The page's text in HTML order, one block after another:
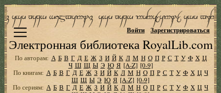
Электронная библиотека RoyalLib.com
Войти Зарегистрироваться
По авторам: А Б В Г Д Е Ж З И Й К Л М Н О П Р С Т У Ф Х Ц
Ч Ш Щ Ы Э Ю Я [A-Z] [0-9]
По книгам: А Б В Г Д Е Ж З И Й К Л М Н О П Р С Т У Ф Х Ц Ч
Ш Щ Ы Э Ю Я [A-Z] [0-9]
По сериям: А Б В Г Д Е Ж З И Й К Л М Н О П Р С Т У Ф Х Ц Ч